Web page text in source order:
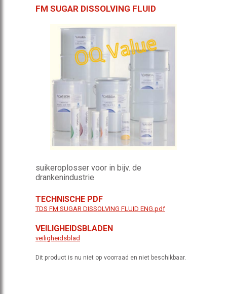
FM SUGAR DISSOLVING FLUID
suikeroplosser voor in bijv. de
drankenindustrie
TECHNISCHE PDF
TDS FM SUGAR DISSOLVING FLUID ENG.pdf
VEILIGHEIDSBLADEN
veiligheidsblad
Dit product is nu niet op voorraad en niet beschikbaar.